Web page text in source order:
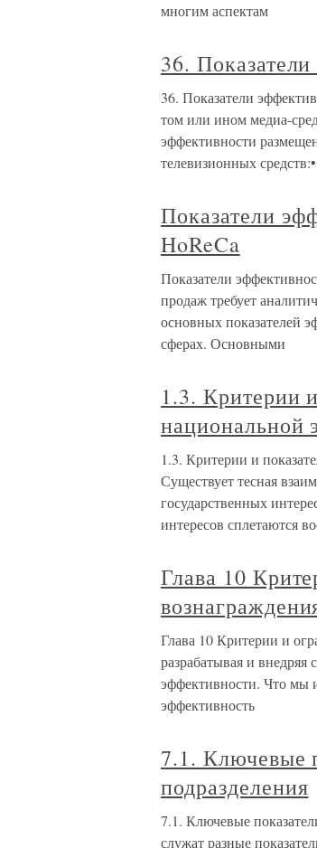
многим аспектам
36.
36. Показатели
том или ином медиа-
эффективности
телевизионных средств:•
Показатели
HoReCa
Показатели
продаж требует
основных показателей
сферах. Основными
1.3. Критерии
национальной
1.3. Критерии и
Существует тесная
государственных
интересов сплетаются
Глава 10
Глава 10 Критерии и
разрабатывая и
эффективности. Что мы
эффективность
7.1. Ключевые
подразделения
7.1. Ключевые
служат разные